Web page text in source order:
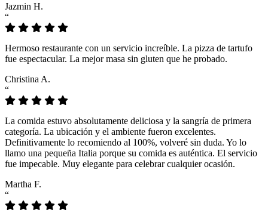
Jazmin H.
“
Hermoso restaurante con un servicio increíble. La pizza de tartufo
fue espectacular. La mejor masa sin gluten que he probado.
Christina A.
“
La comida estuvo absolutamente deliciosa y la sangría de primera
categoría. La ubicación y el ambiente fueron excelentes.
Definitivamente lo recomiendo al 100%, volveré sin duda. Yo lo
llamo una pequeña Italia porque su comida es auténtica. El servicio
fue impecable. Muy elegante para celebrar cualquier ocasión.
Martha F.
“